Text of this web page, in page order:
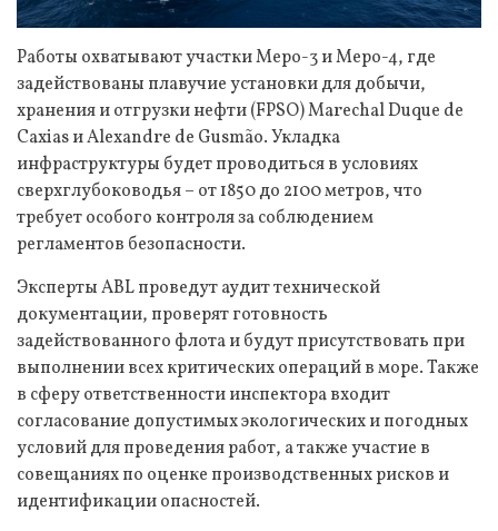
Работы охватывают участки Меро-3 и Меро-4, где
задействованы плавучие установки для добычи,
хранения и отгрузки нефти (FPSO) Marechal Duque de
Caxias и Alexandre de Gusmão. Укладка
инфраструктуры будет проводиться в условиях
сверхглубоководья – от 1850 до 2100 метров, что
требует особого контроля за соблюдением
регламентов безопасности.
Эксперты ABL проведут аудит технической
документации, проверят готовность
задействованного флота и будут присутствовать при
выполнении всех критических операций в море. Также
в сферу ответственности инспектора входит
согласование допустимых экологических и погодных
условий для проведения работ, а также участие в
совещаниях по оценке производственных рисков и
идентификации опасностей.